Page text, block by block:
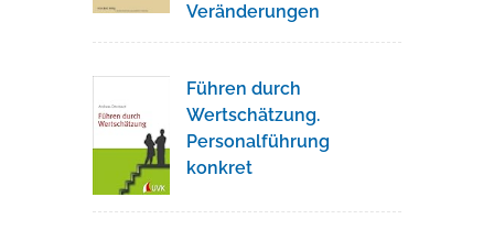
Veränderungen
Führen durch
Wertschätzung.
Personalführung
konkret